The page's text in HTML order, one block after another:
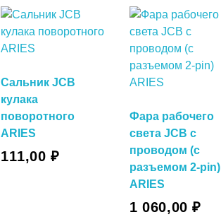
Сальник JCB
кулака
поворотного
ARIES
111,00₽
Фара рабочего
света JCB с
проводом (с
разъемом 2-pin)
ARIES
1 060,00₽